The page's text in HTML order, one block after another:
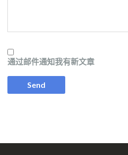
通过邮件通知我有新文章